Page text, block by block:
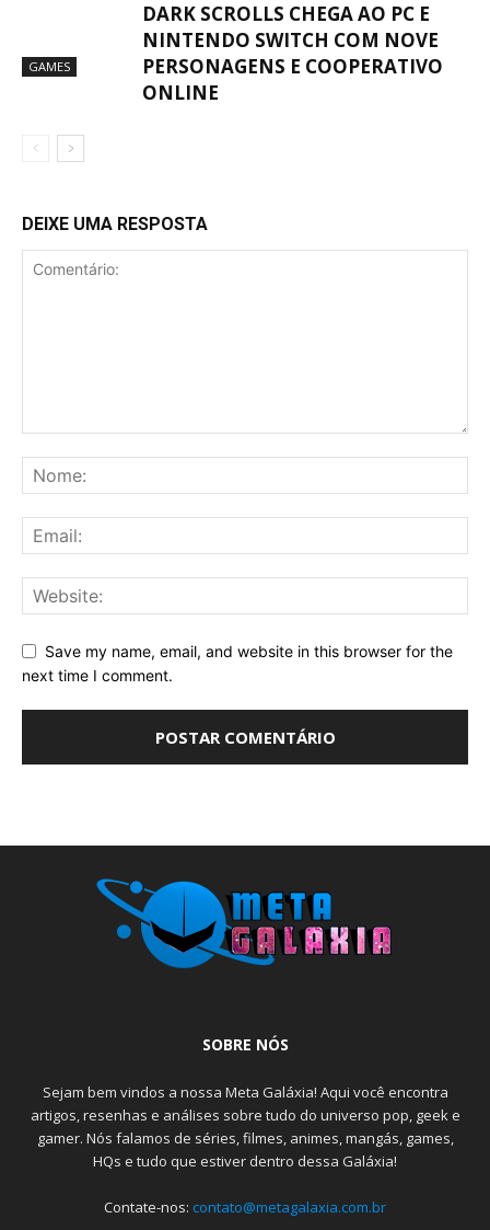
GAMES
DARK SCROLLS CHEGA AO PC E
NINTENDO SWITCH COM NOVE
PERSONAGENS E COOPERATIVO
ONLINE
DEIXE UMA RESPOSTA
Save my name, email, and website in this browser for the
next time I comment.
SOBRE NÓS
Sejam bem vindos a nossa Meta Galáxia! Aqui você encontra
artigos, resenhas e análises sobre tudo do universo pop, geek e
gamer. Nós falamos de séries, filmes, animes, mangás, games,
HQs e tudo que estiver dentro dessa Galáxia!
Contate-nos: contato@metagalaxia.com.br